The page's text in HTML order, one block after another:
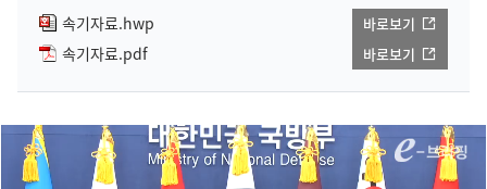
속기자료.hwp
바로보기
속기자료.pdf 바로보기